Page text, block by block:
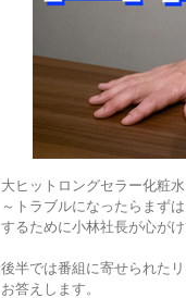
大ヒットロングセラー化粧
～トラブルになったらまず
するために小林社長が心が
後半では番組に寄せられた
お答えします。